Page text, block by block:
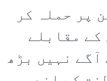
پر حملہ کر
مقابلے
نہیں بڑھ